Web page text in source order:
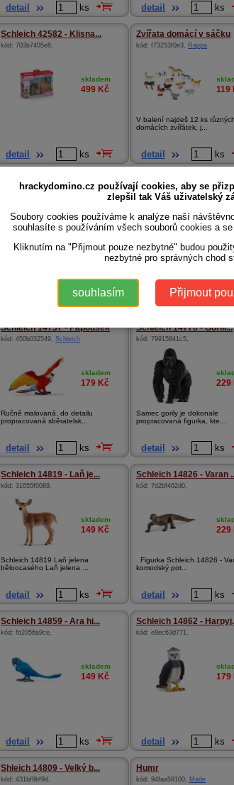
detail ks detail ks
Schleich 42582 - Klisna...
kód: 703b7405e8,
skladem
499 Kč
detail ks
Zvířata domácí v sáčku
kód: f73253f0e3, Rappa
119
V balení najdeš 12 ks různých
domácích zvířátek, j...
detail ks
Schleich 13773 - Kobyla...
f120182cbb
skladem
Schleich 13861 -
kód: a465e385d2
detail ks
Schleich 14737 - Papoušek
kód: 450b032549, Schleich
skladem
179 Kč
Ručně malovaná, do detailu
propracovaná sběratelsk...
detail ks
Schleich 14770 - Gorilí...
kód: 79915841c5,
229
Samec gorily je dokonale
propracovaná figurka, kte...
detail ks
Schleich 14819 - Laň je...
kód: 31655f0089,
skladem
149 Kč
Schleich 14819 Laň jelena
běloocasého Laň jelena ...
detail ks
Schleich 14826 - Varan
kód: 7d2bf462d0,
229
Figurka Schleich 14826 -
komodský pot...
detail ks
Schleich 14859 - Ara hi...
kód: fb2056a9ce,
skladem
149 Kč
detail ks
Schleich 14862 -
kód: e8ec63d771,
179
detail ks
Shleich 14809 - Velký b...
kód: 431bf9bf9d ,
Humr
kód: 94faa58100, Made
hrackydomino.cz používají cookies, aby se
zlepšil tak Váš uživatelský
Soubory cookies používáme k analýze naší
souhlasíte s používáním všech souborů cookies a
Kliknutím na "Přijmout pouze nezbytné" budou
nezbytné pro správných chod
souhlasím Přijmout